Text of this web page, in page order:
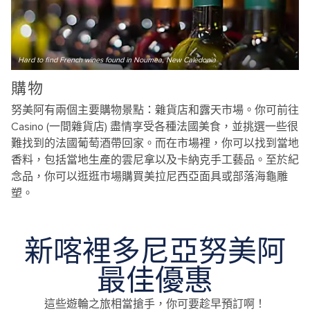
Hard to find French wines found in Noumea, New Caledonia
購物
努美阿有兩個主要購物景點：雜貨店和露天市場。你可前往
Casino (一間雜貨店) 盡情享受各種法國美食，並挑選一些很
難找到的法國葡萄酒帶回家。而在市場裡，你可以找到當地
香料，包括當地生產的雲尼拿以及卡納克手工藝品。至於紀
念品，你可以逛逛市場購買美拉尼西亞面具或部落海龜雕
塑。
新喀裡多尼亞努美阿
最佳優惠
這些遊輪之旅相當搶手，你可要趁早預訂啊！